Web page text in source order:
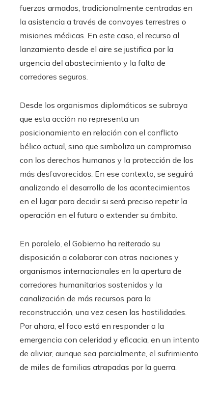
fuerzas armadas, tradicionalmente centradas en
la asistencia a través de convoyes terrestres o
misiones médicas. En este caso, el recurso al
lanzamiento desde el aire se justifica por la
urgencia del abastecimiento y la falta de
corredores seguros.
Desde los organismos diplomáticos se subraya
que esta acción no representa un
posicionamiento en relación con el conflicto
bélico actual, sino que simboliza un compromiso
con los derechos humanos y la protección de los
más desfavorecidos. En ese contexto, se seguirá
analizando el desarrollo de los acontecimientos
en el lugar para decidir si será preciso repetir la
operación en el futuro o extender su ámbito.
En paralelo, el Gobierno ha reiterado su
disposición a colaborar con otras naciones y
organismos internacionales en la apertura de
corredores humanitarios sostenidos y la
canalización de más recursos para la
reconstrucción, una vez cesen las hostilidades.
Por ahora, el foco está en responder a la
emergencia con celeridad y eficacia, en un intento
de aliviar, aunque sea parcialmente, el sufrimiento
de miles de familias atrapadas por la guerra.